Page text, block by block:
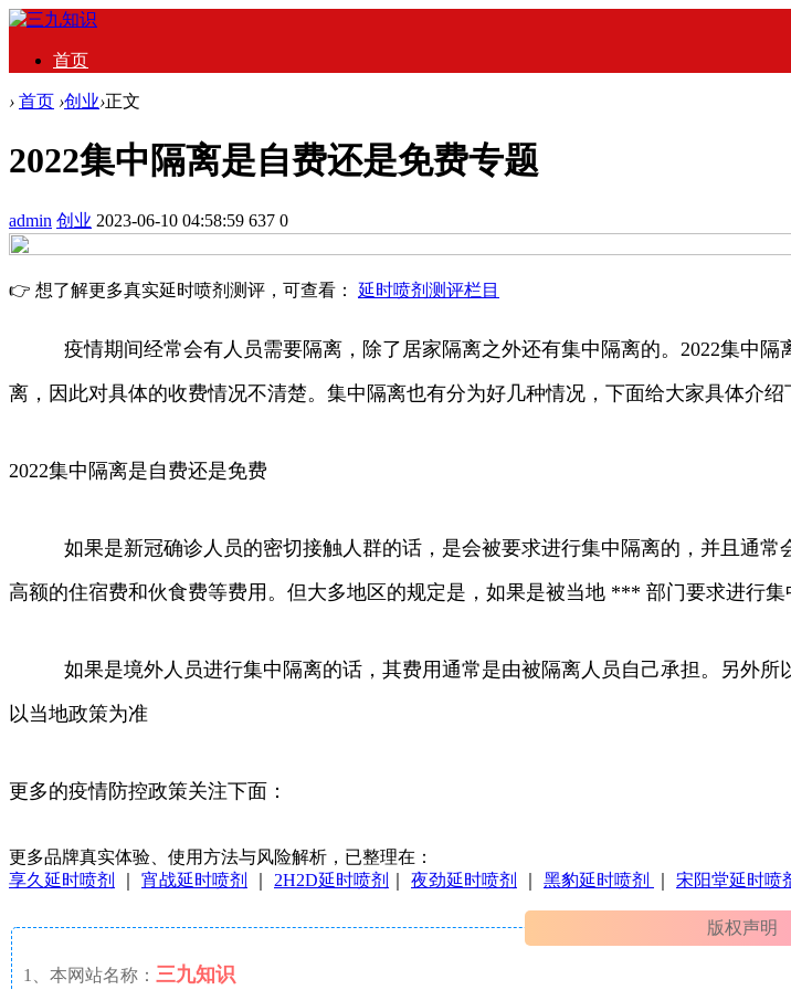
首页
› 首页 ›创业›正文
2022集中隔离是自费还是免费专题
admin 创业 2023-06-10 04:58:59 637 0
👉 想了解更多真实延时喷剂测评，可查看： 延时喷剂测评栏目
疫情期间经常会有人员需要隔离，除了居家隔离之外还有集中隔离的。2022集中隔
离，因此对具体的收费情况不清楚。集中隔离也有分为好几种情况，下面给大家具体介绍
2022集中隔离是自费还是免费
如果是新冠确诊人员的密切接触人群的话，是会被要求进行集中隔离的，并且通常
高额的住宿费和伙食费等费用。但大多地区的规定是，如果是被当地 *** 部门要求进行
如果是境外人员进行集中隔离的话，其费用通常是由被隔离人员自己承担。另外所
以当地政策为准
更多的疫情防控政策关注下面：
更多品牌真实体验、使用方法与风险解析，已整理在：
享久延时喷剂
宵战延时喷剂 2H2D延时喷剂 夜劲延时喷剂 黑豹延时喷剂 宋阳堂延时喷
版权声明
1、本网站名称： 三九知识